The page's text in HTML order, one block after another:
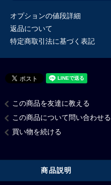
オプションの値段詳細
返品について
特定商取引法に基づく表記
この商品を友達に教える
この商品について問い合わせる
買い物を続ける
商品説明